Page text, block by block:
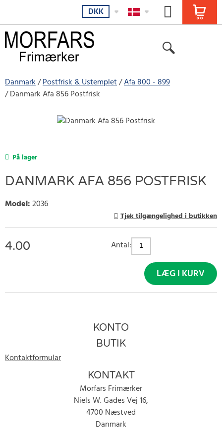
DKK
Danmark Postfrisk & Ustemplet Afa 800 - 899
Danmark Afa 856 Postfrisk
På lager
DANMARK AFA 856 POSTFRISK
Model:2036
Tjek tilgængelighed i butikken
4.00 Antal:
LÆG I KURV
KONTO
BUTIK
Kontaktformular
KONTAKT
Morfars Frimærker
Niels W. Gades Vej 16,
4700 Næstved
Danmark